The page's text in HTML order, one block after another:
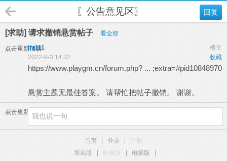
回复
〖公告意见区〗
[求助] 请求撤销悬赏帖子 看全部
点击重新加载 楼主
jht111
收藏
2022-9-3 14:32
https://www.playgm.cn/forum.php? ... ;extra=#pid10848970
悬赏主题无最佳答案。 请帮忙把帖子撤销。 谢谢。
点击重新加载
首页 登录
简易版
触屏版 电脑版